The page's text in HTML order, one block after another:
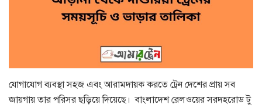
যোগাযোগ ব্যবস্থা সহজ এবং আরামদায়ক করতে ট্রেন দেশের প্রায় সব
জায়গায় তার পরিসর ছড়িয়ে দিয়েছে। বাংলাদেশ রেলওয়ের সরদহরোড টু